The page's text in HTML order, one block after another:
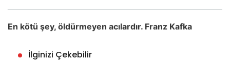
En kötü şey, öldürmeyen acılardır. Franz Kafka
İlginizi Çekebilir